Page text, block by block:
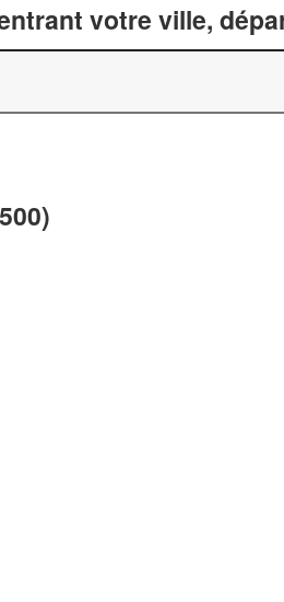
votre ville,